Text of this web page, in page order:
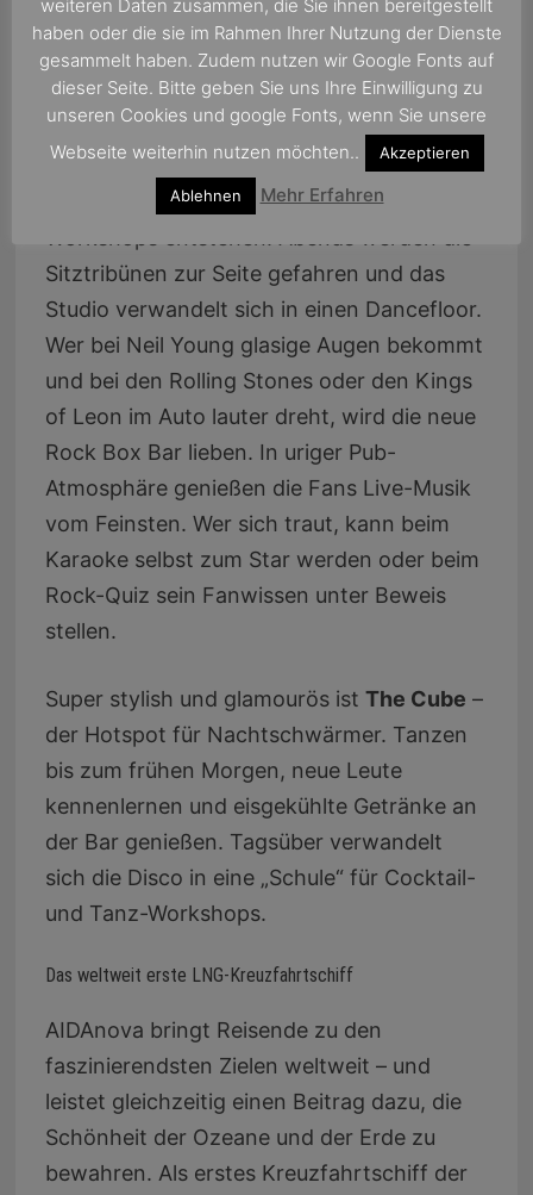
mitten drin: Es ist das erste TV-Studio auf
dem Meer, in dem Shows produziert und
von hier aus gesendet werden. Bis zu 500
Studiogäste können hautnah dabei sein und
mitmachen, wenn Gameshows, Comedy,
Kochsendungen, bekannte TV-Formate und
Sitztribünen zur Seite gefahren und das
Studio verwandelt sich in einen Dancefloor.
Wer bei Neil Young glasige Augen bekommt
und bei den Rolling Stones oder den Kings
of Leon im Auto lauter dreht, wird die neue
Rock Box Bar lieben. In uriger Pub-
Atmosphäre genießen die Fans Live-Musik
vom Feinsten. Wer sich traut, kann beim
Karaoke selbst zum Star werden oder beim
Rock-Quiz sein Fanwissen unter Beweis
stellen.
Super stylish und glamourös ist The Cube –
der Hotspot für Nachtschwärmer. Tanzen
bis zum frühen Morgen, neue Leute
kennenlernen und eisgekühlte Getränke an
der Bar genießen. Tagsüber verwandelt
sich die Disco in eine „Schule“ für Cocktail-
und Tanz-Workshops.
Das weltweit erste LNG-Kreuzfahrtschiff
AIDAnova bringt Reisende zu den
faszinierendsten Zielen weltweit – und
leistet gleichzeitig einen Beitrag dazu, die
Schönheit der Ozeane und der Erde zu
bewahren. Als erstes Kreuzfahrtschiff der
weiteren Daten zusammen, die Sie ihnen bereitgestellt
haben oder die sie im Rahmen Ihrer Nutzung der Dienste
gesammelt haben. Zudem nutzen wir Google Fonts auf
dieser Seite. Bitte geben Sie uns Ihre Einwilligung zu
unseren Cookies und google Fonts, wenn Sie unsere
Webseite weiterhin nutzen möchten..
Akzeptieren
Ablehnen Mehr Erfahren